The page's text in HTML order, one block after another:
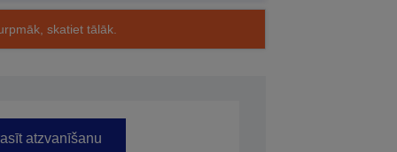
skatiet tālāk.
atzvanīšanu